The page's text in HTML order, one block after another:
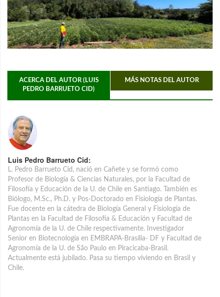
ACERCA DEL AUTOR (LUIS
PEDRO BARRUETO CID)
MÁS NOTAS DEL AUTOR
Luis Pedro Barrueto Cid:
L. Pedro Barrueto Cid, nació en Cañete y se formó como
Profesor de Biología & Ciencias Naturales, por la Facultad de
Filosofía y Educación de la U. de Chile en Santiago. También es
Biólogo, M.Sc., Ph.D. y Pos-Doctorado en Fisiología de Plantas.
Fue docente en la cátedra de Biología General y Fisiología de
Plantas en la Facultad de Filosofía & Educación y Facultad de
Agronomía de la U. de Chile respectivamente. Investigador
Senior en Biotecnología en EMBRAPA-Brasília- DF y Facultad de
Agronomía de la U. de São Paulo en Piracicaba-Brasil.
Actualmente está jubilado. Pasa su tiempo viviendo en Brasil y
Chile.